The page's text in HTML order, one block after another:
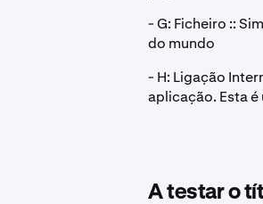
- G: Ficheiro ::
do mundo
- H: Ligação
aplicação. Esta
A testar o